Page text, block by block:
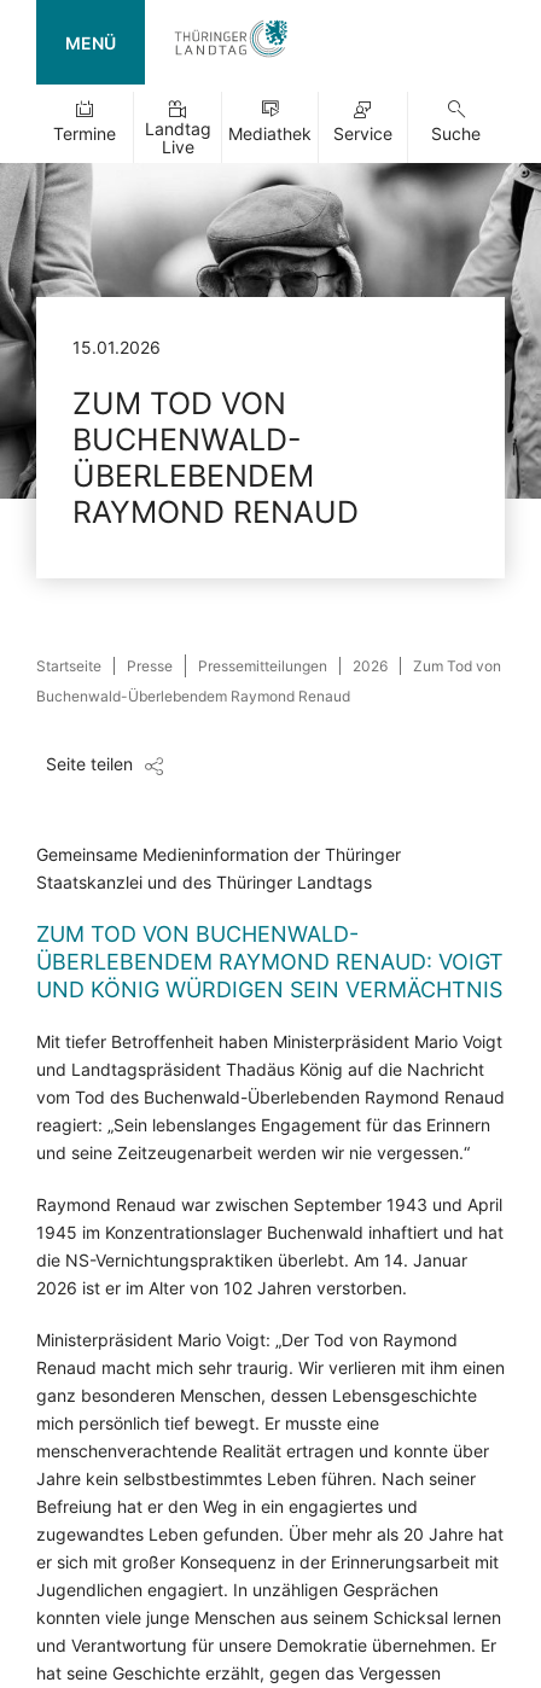
MENÜ
Termine
Landtag
Live
Mediathek Service Suche
15.01.2026
ZUM TOD VON
BUCHENWALD-
ÜBERLEBENDEM
RAYMOND RENAUD
Startseite Presse Pressemitteilungen 2026
Zum Tod von
Buchenwald-Überlebendem Raymond Renaud
Seite teilen
Gemeinsame Medieninformation der Thüringer
Staatskanzlei und des Thüringer Landtags
ZUM TOD VON BUCHENWALD-
ÜBERLEBENDEM RAYMOND RENAUD: VOIGT
UND KÖNIG WÜRDIGEN SEIN VERMÄCHTNIS
Mit tiefer Betroffenheit haben Ministerpräsident Mario Voigt
und Landtagspräsident Thadäus König auf die Nachricht
vom Tod des Buchenwald-Überlebenden Raymond Renaud
reagiert: „Sein lebenslanges Engagement für das Erinnern
und seine Zeitzeugenarbeit werden wir nie vergessen.“
Raymond Renaud war zwischen September 1943 und April
1945 im Konzentrationslager Buchenwald inhaftiert und hat
die NS-Vernichtungspraktiken überlebt. Am 14. Januar
2026 ist er im Alter von 102 Jahren verstorben.
Ministerpräsident Mario Voigt: „Der Tod von Raymond
Renaud macht mich sehr traurig. Wir verlieren mit ihm einen
ganz besonderen Menschen, dessen Lebensgeschichte
mich persönlich tief bewegt. Er musste eine
menschenverachtende Realität ertragen und konnte über
Jahre kein selbstbestimmtes Leben führen. Nach seiner
Befreiung hat er den Weg in ein engagiertes und
zugewandtes Leben gefunden. Über mehr als 20 Jahre hat
er sich mit großer Konsequenz in der Erinnerungsarbeit mit
Jugendlichen engagiert. In unzähligen Gesprächen
konnten viele junge Menschen aus seinem Schicksal lernen
und Verantwortung für unsere Demokratie übernehmen. Er
hat seine Geschichte erzählt, gegen das Vergessen